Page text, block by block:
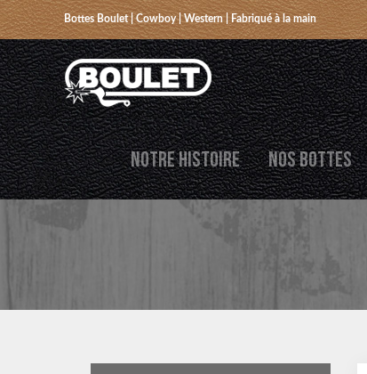
Bottes Boulet | Cowboy | Western | Fabriqué à la main
NOTRE HISTOIRE NOS BOTTES